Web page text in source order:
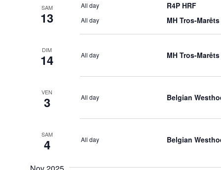
SAM
13
All day R4P HRF
All day MH Tros-Marêts
DIM
14 All day MH Tros-Marêts
VEN
3 All day Belgian
SAM
4 All day Belgian